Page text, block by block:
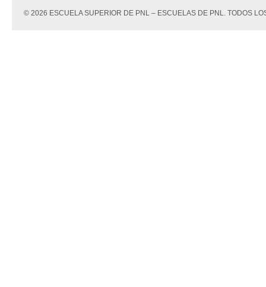
© 2026 ESCUELA SUPERIOR DE PNL – ESCUELAS DE PNL. TODOS